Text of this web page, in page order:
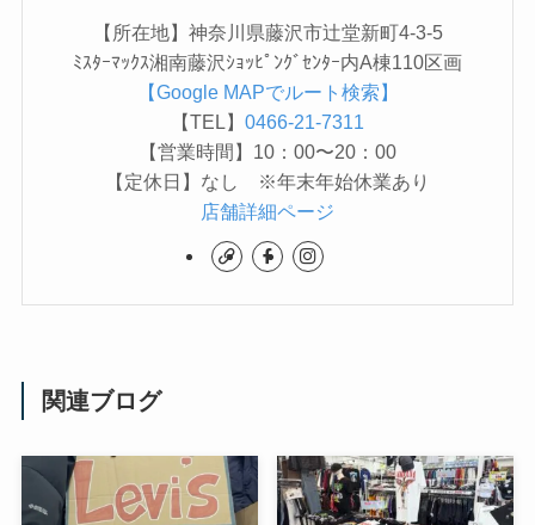
【所在地】神奈川県藤沢市辻堂新町4-3-5
ﾐｽﾀｰﾏｯｸｽ湘南藤沢ｼｮｯﾋﾟﾝｸﾞｾﾝﾀｰ内A棟110区画
【Google MAPでルート検索】
【TEL】 0466-21-7311
【営業時間】10：00〜20：00
【定休日】なし ※年末年始休業あり
店舗詳細ページ
関連ブログ